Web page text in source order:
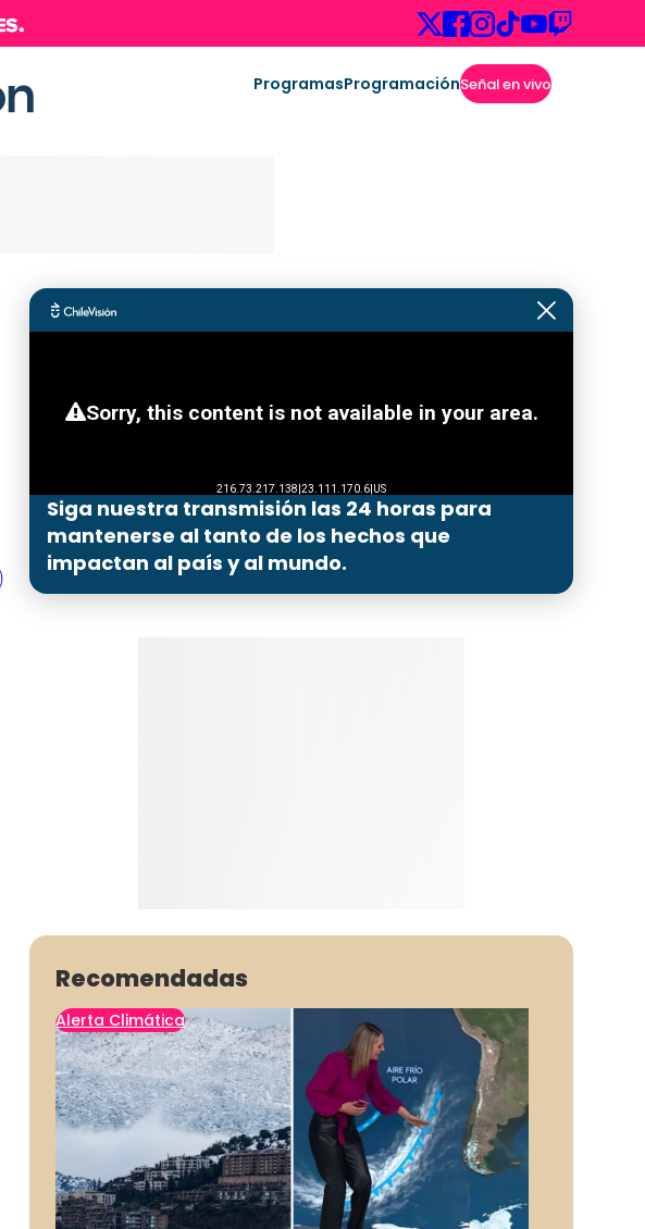
ProgramasProgramaciónSeñal en vivo
Siga nuestra transmisión las 24 horas para
mantenerse al tanto de los hechos que
impactan al país y al mundo.
Recomendadas
Alerta Climática